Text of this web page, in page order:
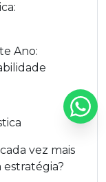
Ano:
vez mais
estratégia?